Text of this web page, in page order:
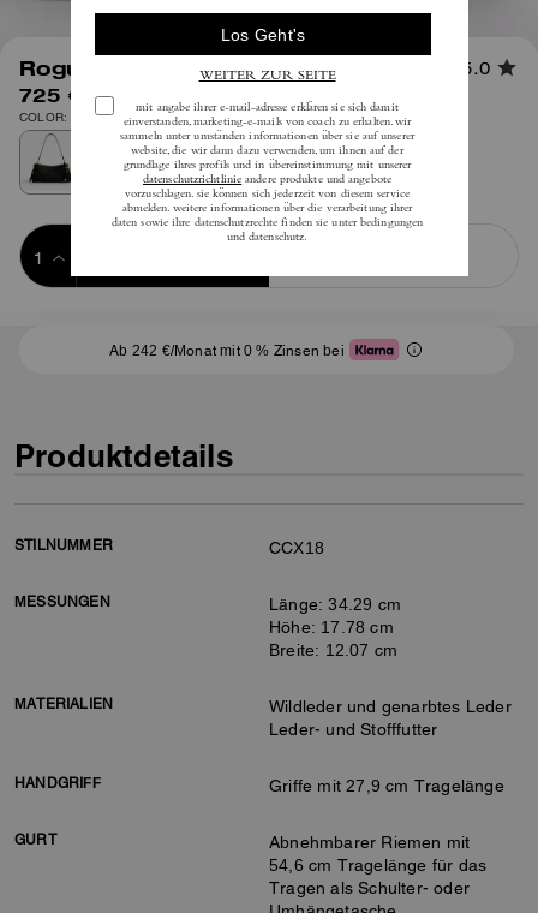
Rogue Tasche 34 5.0
725 € inkl. MwSt.
COLOR: Messing/Schwarz
Ab 242 €/Monat mit 0 % Zinsen bei
Produktdetails
STILNUMMER CCX18
MESSUNGEN
Länge: 34.29 cm
Höhe: 17.78 cm
Breite: 12.07 cm
MATERIALIEN
Wildleder und genarbtes Leder
Leder- und Stofffutter
HANDGRIFF Griffe mit 27,9 cm Tragelänge
GURT
Abnehmbarer Riemen mit
54,6 cm Tragelänge für das
Tragen als Schulter- oder